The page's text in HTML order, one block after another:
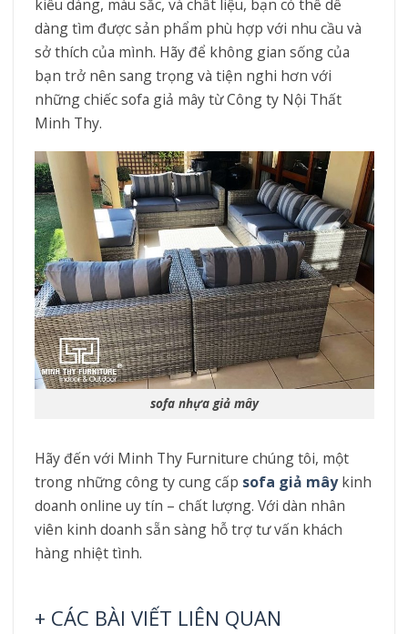
kiểu dáng, màu sắc, và chất liệu, bạn có thể dễ
dàng tìm được sản phẩm phù hợp với nhu cầu và
sở thích của mình. Hãy để không gian sống của
bạn trở nên sang trọng và tiện nghi hơn với
những chiếc sofa giả mây từ Công ty Nội Thất
Minh Thy.
sofa nhựa giả mây
Hãy đến với Minh Thy Furniture chúng tôi, một
trong những công ty cung cấp sofa giả mâykinh
doanh online uy tín – chất lượng. Với dàn nhân
viên kinh doanh sẵn sàng hỗ trợ tư vấn khách
hàng nhiệt tình.
+ CÁC BÀI VIẾT LIÊN QUAN